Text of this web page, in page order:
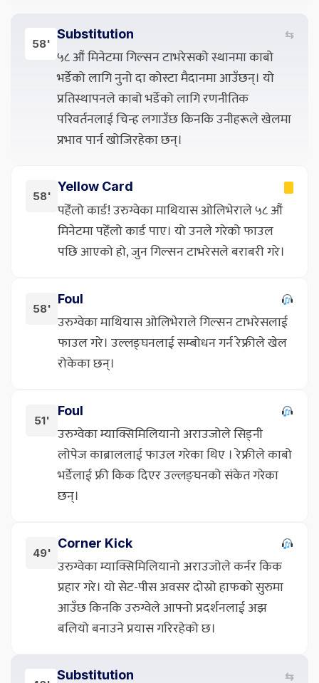
58'
Substitution ⇆
५८ औं मिनेटमा गिल्सन टाभरेसको स्थानमा काबो
भर्डेको लागि नुनो दा कोस्टा मैदानमा आउँछन्। यो
प्रतिस्थापनले काबो भर्डेको लागि रणनीतिक
परिवर्तनलाई चिन्ह लगाउँछ किनकि उनीहरूले खेलमा
प्रभाव पार्न खोजिरहेका छन्।
58'
Yellow Card
पहेँलो कार्ड! उरुग्वेका माथियास ओलिभेराले ५८ औं
मिनेटमा पहेँलो कार्ड पाए। यो उनले गरेको फाउल
पछि आएको हो, जुन गिल्सन टाभरेसले बराबरी गरे।
58'
Foul
उरुग्वेका माथियास ओलिभेराले गिल्सन टाभरेसलाई
फाउल गरे। उल्लङ्घनलाई सम्बोधन गर्न रेफ्रीले खेल
रोकेका छन्।
51'
Foul
उरुग्वेका म्याक्सिमिलियानो अराउजोले सिड्नी
लोपेज काब्राललाई फाउल गरेका थिए । रेफ्रीले काबो
भर्डेलाई फ्री किक दिएर उल्लङ्घनको संकेत गरेका
छन्।
49'
Corner Kick
उरुग्वेका म्याक्सिमिलियानो अराउजोले कर्नर किक
प्रहार गरे। यो सेट-पीस अवसर दोस्रो हाफको सुरुमा
आउँछ किनकि उरुग्वेले आफ्नो प्रदर्शनलाई अझ
बलियो बनाउने प्रयास गरिरहेको छ।
Substitution ⇆